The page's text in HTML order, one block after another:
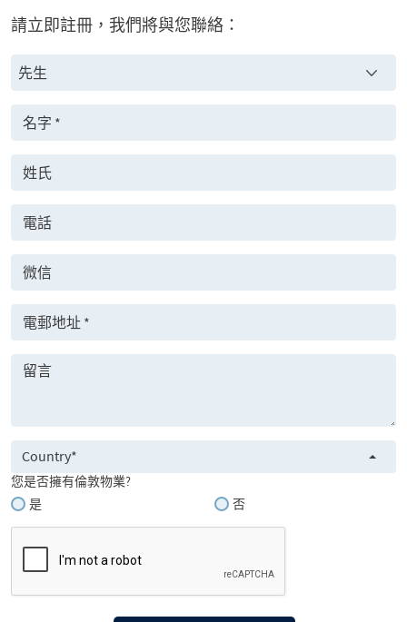
請立即註冊，我們將與您聯絡：
Country*
您是否擁有倫敦物業?
是
否